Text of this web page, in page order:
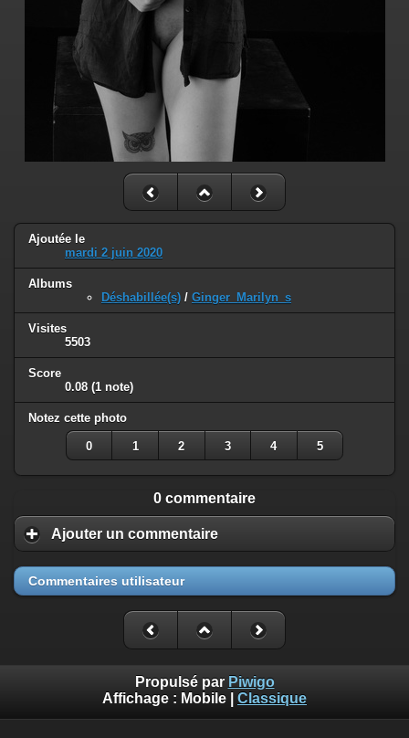
Ajoutée le
mardi 2 juin 2020
Albums
Déshabillée(s) / Ginger_Marilyn_s
Visites
5503
Score
0.08 (1 note)
Notez cette photo
0 1 2 3 4 5
0 commentaire
Ajouter un commentaire
Commentaires utilisateur
Propulsé par Piwigo
Affichage : Mobile Classique